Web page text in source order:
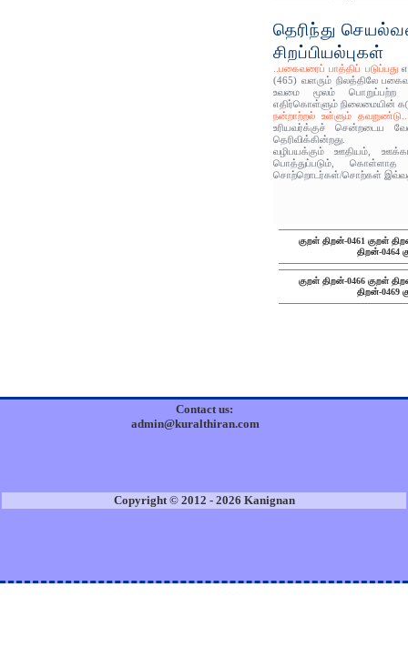
தெரிந்து
சிறப்பியல்புகள்
..பகைவரைப் பாத்திப் படுப்பது
(465) வளரும் நிலத்திலே
உவமை மூலம்
எதிர்கொள்ளும் நிலைமையின்
நன்றாற்றல் உள்ளும்
உரியவர்க்குச் சென்றடைய
தெரிவிக்கின்றது.
வழிபயக்கும் ஊதியம்,
பொத்துப்படும்,
சொற்றொடர்கள்/சொற்கள்
குறள் திறன்-0461 குறள்
திறன்-0464
குறள் திறன்-0466 குறள்
திறன்-0469
Contact us:
admin@kuralthiran.com
Copyright © 2012 - 2026 Kanignan